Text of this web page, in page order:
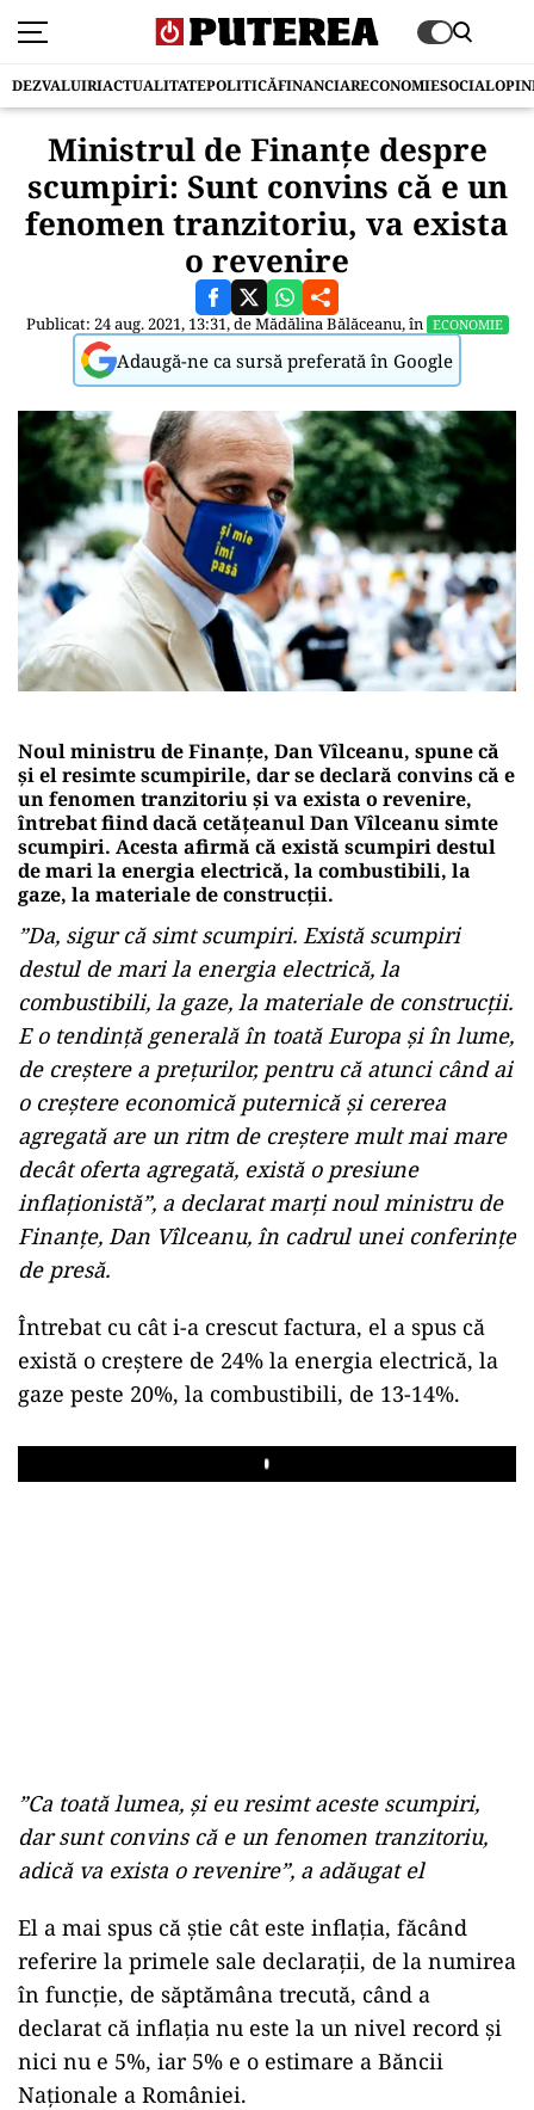
DEZVALUIRIACTUALITATEPOLITICĂFINANCIARECONOMIESOCIAL
Ministrul de Finanţe despre
scumpiri: Sunt convins că e un
fenomen tranzitoriu, va exista
o revenire
Publicat: 24 aug. 2021, 13:31, deMădălina Bălăceanu, în ECONOMIE
Adaugă-ne ca sursă preferată în Google
Noul ministru de Finanţe, Dan Vîlceanu, spune că
şi el resimte scumpirile, dar se declară convins că e
un fenomen tranzitoriu şi va exista o revenire,
întrebat fiind dacă cetăţeanul Dan Vîlceanu simte
scumpiri. Acesta afirmă că există scumpiri destul
de mari la energia electrică, la combustibili, la
gaze, la materiale de construcţii.
”Da, sigur că simt scumpiri. Există scumpiri
destul de mari la energia electrică, la
combustibili, la gaze, la materiale de construcţii.
E o tendinţă generală în toată Europa şi în lume,
de creştere a preţurilor, pentru că atunci când ai
o creştere economică puternică şi cererea
agregată are un ritm de creştere mult mai mare
decât oferta agregată, există o presiune
inflaţionistă”, a declarat marţi noul ministru de
Finanţe, Dan Vîlceanu, în cadrul unei conferinţe
de presă.
Întrebat cu cât i-a crescut factura, el a spus că
există o creştere de 24% la energia electrică, la
gaze peste 20%, la combustibili, de 13-14%.
Play
”Ca toată lumea, şi eu resimt aceste scumpiri,
dar sunt convins că e un fenomen tranzitoriu,
adică va exista o revenire”, a adăugat el
El a mai spus că ştie cât este inflaţia, făcând
referire la primele sale declaraţii, de la numirea
în funcţie, de săptămâna trecută, când a
declarat că inflaţia nu este la un nivel record şi
nici nu e 5%, iar 5% e o estimare a Băncii
Naţionale a României.